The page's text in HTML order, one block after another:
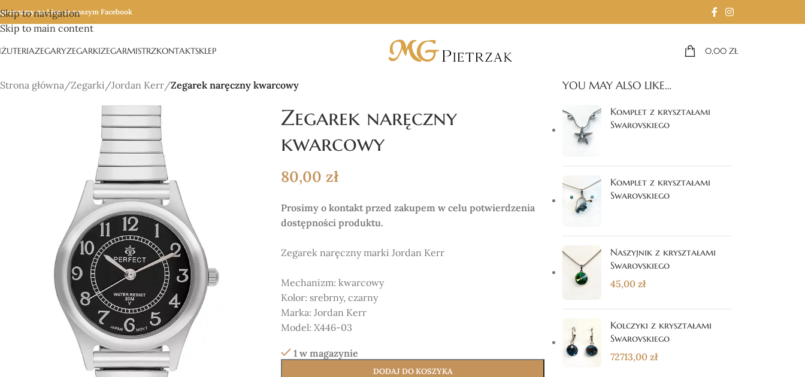
Skip to navigation
Skip to main content
na Live na naszym Facebook
ZEGARYZEGARKIZEGARMISTRZKONTAKTSKLEP 0,00 ZŁ
Strona główna/Zegarki /Jordan Kerr/Zegarek naręczny kwarcowy
Zegarek naręczny
kwarcowy
80,00 zł
Prosimy o kontakt przed zakupem w celu potwierdzenia
dostępności produktu.
Zegarek naręczny marki Jordan Kerr
Mechanizm:kwarcowy
Kolor: srebrny, czarny
Marka:Jordan Kerr
Model:X446-03
1 w magazynie
DODAJ DO KOSZYKA
YOU MAY ALSO LIKE…
Komplet z kryształami
Swarovskiego
Komplet z kryształami
Swarovskiego
Naszyjnik z kryształami
Swarovskiego
45,00 zł
Kolczyki z kryształami
Swarovskiego
72713,00 zł